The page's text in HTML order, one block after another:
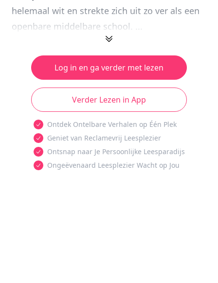
helemaal wit en strekte zich uit zo ver als een
openbare middelbare school. ...
Log in en ga verder met lezen
Verder Lezen in App
Ontdek Ontelbare Verhalen op Één Plek
Geniet van Reclamevrij Leesplezier
Ontsnap naar Je Persoonlijke Leesparadijs
Ongeëvenaard Leesplezier Wacht op Jou